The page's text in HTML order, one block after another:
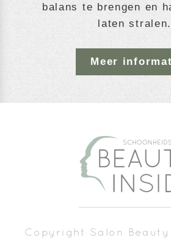
balans te brengen en
laten stralen.
Meer
Copyright Salon